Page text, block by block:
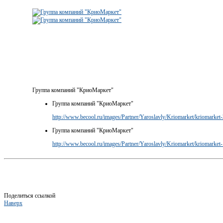
Группа компаний "КриоМаркет"
Группа компаний "КриоМаркет"
http://www.becool.ru/images/Partner/Yaroslavly/Kriomarket/
Группа компаний "КриоМаркет"
http://www.becool.ru/images/Partner/Yaroslavly/Kriomarket/
Поделиться ссылкой
Наверх